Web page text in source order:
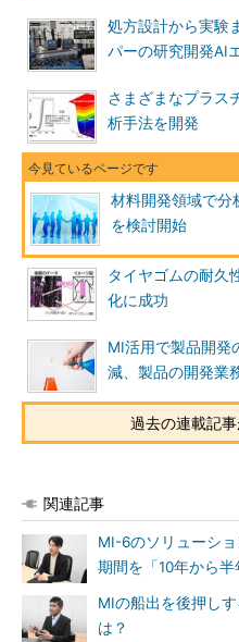
処方設計から実験
パーの研究開発AI
さまざまなプラス
析手法を開発
材料開発領域で分
を検討開始
タイヤゴムの耐久
化に成功
MI活用で製品開発
減、製品の開発業
過去の連載記
関連記事
MI-6のソリューシ
期間を「10年から半
MIの船出を後押し
は？